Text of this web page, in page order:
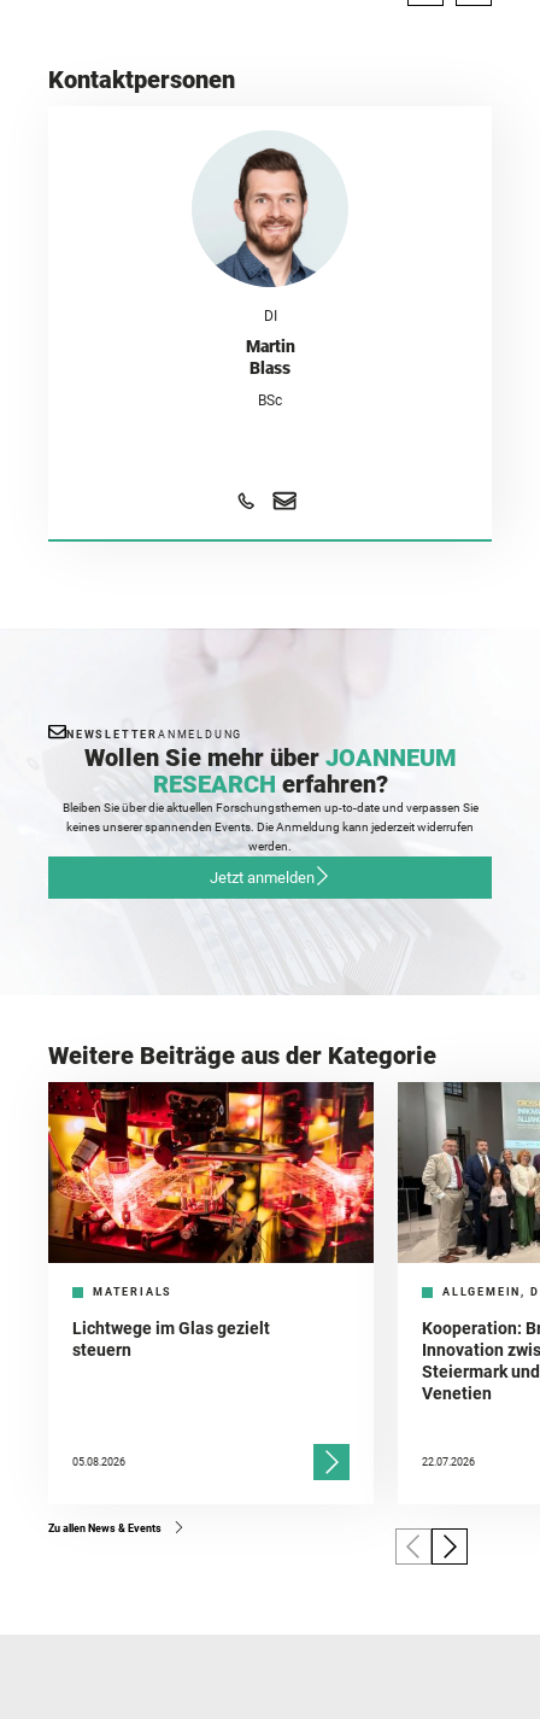
Kontaktpersonen
DI
Martin
Blass
BSc
NEWSLETTER ANMELDUNG
Wollen Sie mehr über JOANNEUM
RESEARCH erfahren?
Bleiben Sie über die aktuellen Forschungsthemen up-to-date und verpassen Sie
keines unserer spannenden Events. Die Anmeldung kann jederzeit widerrufen
werden.
Jetzt anmelden
Weitere Beiträge aus der Kategorie
MATERIALS
Lichtwege im Glas gezielt
steuern
05.08.2026
ALLGEMEIN,
Kooperation:
Innovation
Steiermark
Venetien
22.07.2026
Zu allen News & Events